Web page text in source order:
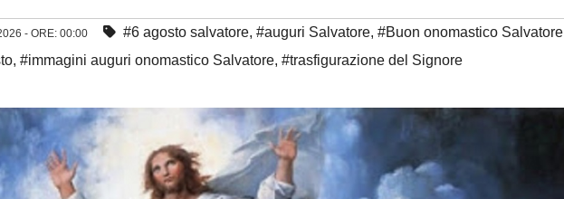
- ORE: 00:00 #6 agosto salvatore, #auguri Salvatore, #Buon onomastico Salvatore
, #immagini auguri onomastico Salvatore, #trasfigurazione del Signore